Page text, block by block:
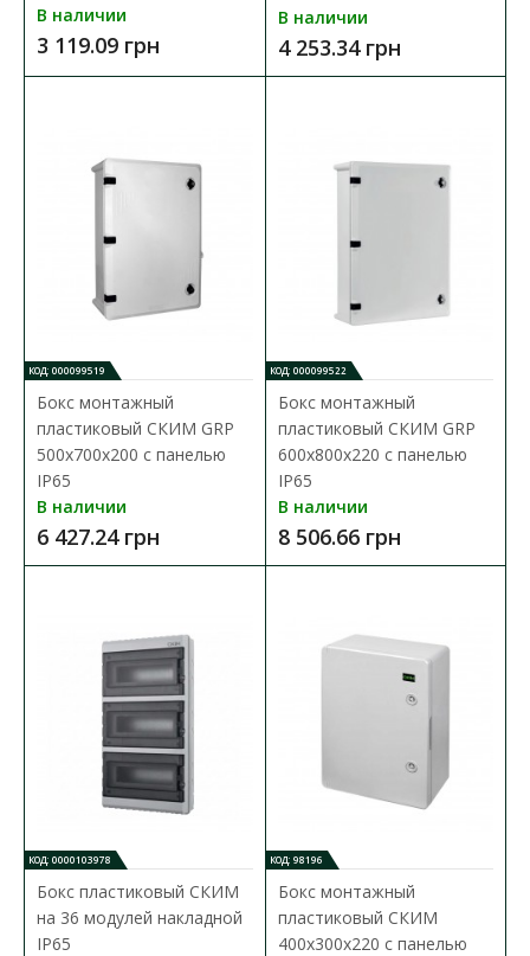
Бокс монтажный пластиковый СКИМ 400х300х170
с панелью IP65
Доступность:
Бокси монтажные СКИМ выполнены из ударопрочного ABS
пластика и предназначены для обеспечения защиты ..
В наличии
3 119.09 грн
В наличии
4 253.34 грн
КОД: 000099519
Бокс монтажный
пластиковый СКИМ GRP
500х700х200 с панелью
IP65
В наличии
6 427.24 грн
КОД: 000099522
Бокс монтажный
пластиковый СКИМ GRP
600х800х220 с панелью
IP65
В наличии
8 506.66 грн
КОД: 0000103978
Бокс пластиковый СКИМ
на 36 модулей накладной
IP65
КОД: 98196
Бокс монтажный
пластиковый СКИМ
400х300х220 с панелью